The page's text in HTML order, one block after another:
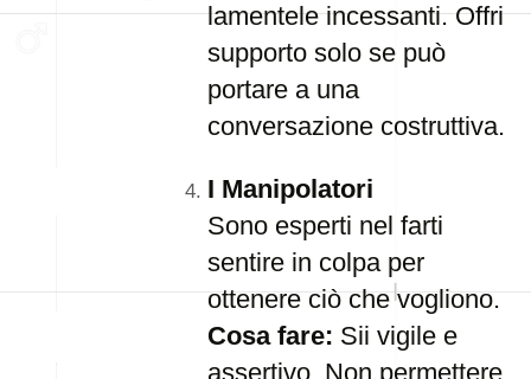
lamentele incessanti. Offri
supporto solo se può
portare a una
conversazione costruttiva.
I Manipolatori
Sono esperti nel farti
sentire in colpa per
ottenere ciò che vogliono.
Cosa fare: Sii vigile e
assertivo. Non permettere